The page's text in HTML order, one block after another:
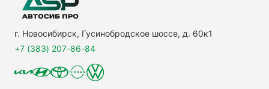
г. Новосибирск, Гусинобродское шоссе, д. 60к1
+7 (383) 207-86-84